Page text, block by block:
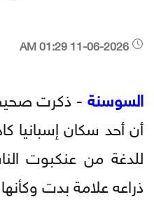
السوسنة
أن أحد سكان إسبانيا
للدغة من عنكبوت
ذراعه علامة بدت